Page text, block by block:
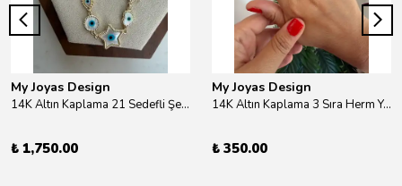
My Joyas Design
14K Altın Kaplama 21 Sedefli Şekiller Kolye 46cm
₺ 1,750.00
My Joyas Design
14K Altın Kaplama 3 Sıra Herm Yüzük Gold
₺ 350.00